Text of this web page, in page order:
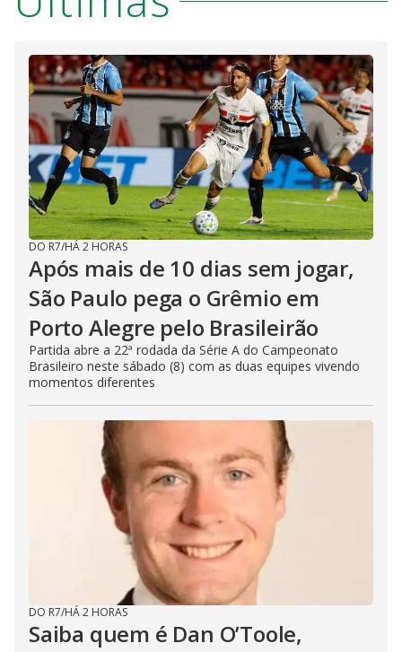
DO R7/HÁ 2 HORAS
Após mais de 10 dias sem jogar,
São Paulo pega o Grêmio em
Porto Alegre pelo Brasileirão
Partida abre a 22ª rodada da Série A do Campeonato
Brasileiro neste sábado (8) com as duas equipes vivendo
momentos diferentes
DO R7/HÁ 2 HORAS
Saiba quem é Dan O’Toole,